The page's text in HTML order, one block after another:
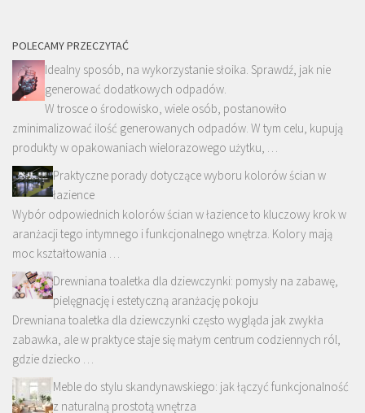
POLECAMY PRZECZYTAĆ
Idealny sposób, na wykorzystanie słoika. Sprawdź, jak nie
generować dodatkowych odpadów.
W trosce o środowisko, wiele osób, postanowiło
zminimalizować ilość generowanych odpadów. W tym celu, kupują
produkty w opakowaniach wielorazowego użytku, …
Praktyczne porady dotyczące wyboru kolorów ścian w
łazience
Wybór odpowiednich kolorów ścian w łazience to kluczowy krok w
aranżacji tego intymnego i funkcjonalnego wnętrza. Kolory mają
moc kształtowania …
Drewniana toaletka dla dziewczynki: pomysły na zabawę,
pielęgnację i estetyczną aranżację pokoju
Drewniana toaletka dla dziewczynki często wygląda jak zwykła
zabawka, ale w praktyce staje się małym centrum codziennych ról,
gdzie dziecko …
Meble do stylu skandynawskiego: jak łączyć funkcjonalność
z naturalną prostotą wnętrza